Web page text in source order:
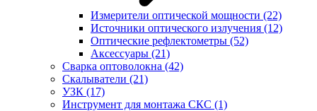
Измерители оптической мощности (22)
Источники оптического излучения (12)
Оптические рефлектометры (52)
Аксессуары (21)
Сварка оптоволокна (42)
Скалыватели (21)
УЗК (17)
Инструмент для монтажа СКС (1)